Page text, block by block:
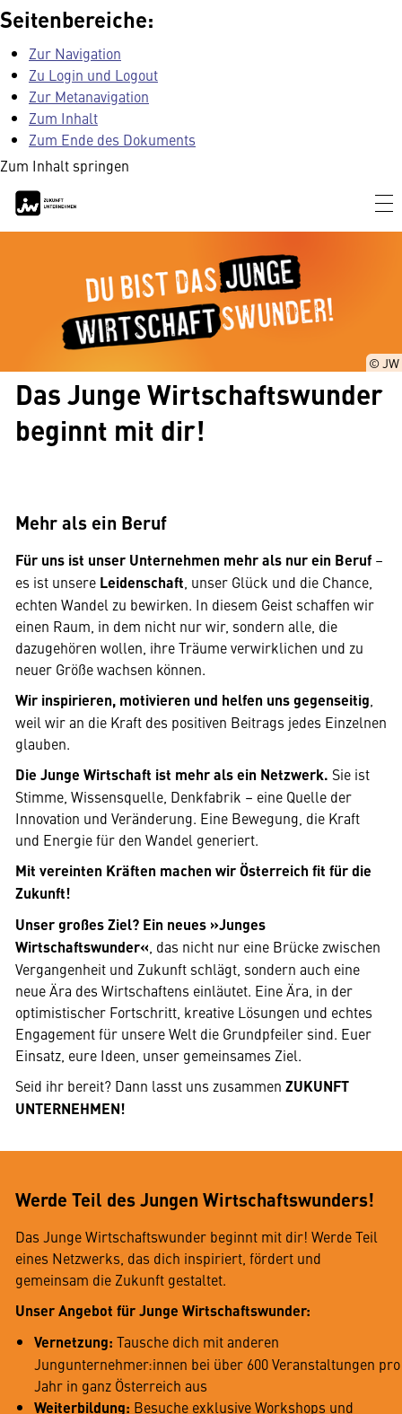
Seitenbereiche:
Zur Navigation
Zu Login und Logout
Zur Metanavigation
Zum Inhalt
Zum Ende des Dokuments
Zum Inhalt springen
© JW
Das Junge Wirtschaftswunder
beginnt mit dir!
Mehr als ein Beruf
Für uns ist unser Unternehmen mehr als nur ein Beruf –
es ist unsere Leidenschaft , unser Glück und die Chance,
echten Wandel zu bewirken. In diesem Geist schaffen wir
einen Raum, in dem nicht nur wir, sondern alle, die
dazugehören wollen, ihre Träume verwirklichen und zu
neuer Größe wachsen können.
Wir inspirieren, motivieren und helfen uns gegenseitig
weil wir an die Kraft des positiven Beitrags jedes Einzelnen
glauben.
Die Junge Wirtschaft ist mehr als ein Netzwerk. Sie ist
Stimme, Wissensquelle, Denkfabrik – eine Quelle der
Innovation und Veränderung. Eine Bewegung, die Kraft
und Energie für den Wandel generiert.
Mit vereinten Kräften machen wir Österreich fit für die
Zukunft!
Unser großes Ziel? Ein neues »Junges
Wirtschaftswunder« , das nicht nur eine Brücke zwischen
Vergangenheit und Zukunft schlägt, sondern auch eine
neue Ära des Wirtschaftens einläutet. Eine Ära, in der
optimistischer Fortschritt, kreative Lösungen und echtes
Engagement für unsere Welt die Grundpfeiler sind. Euer
Einsatz, eure Ideen, unser gemeinsames Ziel.
Seid ihr bereit? Dann lasst uns zusammen ZUKUNFT
UNTERNEHMEN!
Werde Teil des Jungen Wirtschaftswunders!
Das Junge Wirtschaftswunder beginnt mit dir! Werde Teil
eines Netzwerks, das dich inspiriert, fördert und
gemeinsam die Zukunft gestaltet.
Unser Angebot für Junge Wirtschaftswunder:
Vernetzung: Tausche dich mit anderen
Jungunternehmer:innen bei über 600 Veranstaltungen pro
Jahr in ganz Österreich aus
Weiterbildung: Besuche exklusive Workshops und
Wir benötigen
Ihre
Inhalt anzeigen.
wir allerdings
Ihre
Ihr Browser
personenbezogene
technische Daten
Nutzerverhalten